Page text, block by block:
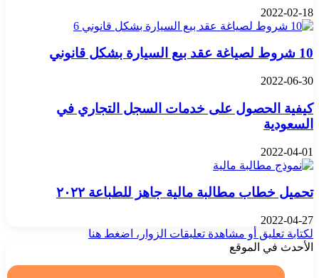
2022-02-18
10 شروط لصياغة عقد بيع السيارة بشكل قانوني
2022-06-30
كيفية الحصول على خدمات السجل التجاري في
السعودية
2022-04-01
تحميل خطاب مطالبة مالية جاهز للطباعة ٢٠٢٢
2022-04-27
لكتابة تعليق أو مشاهدة تعليقات الزوار، اضغط هنا
الأحدث في الموقع